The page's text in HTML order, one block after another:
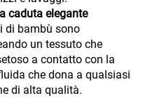
caduta elegante
di bambù sono
un tessuto che
a contatto con la
che dona a qualsiasi
di alta qualità.